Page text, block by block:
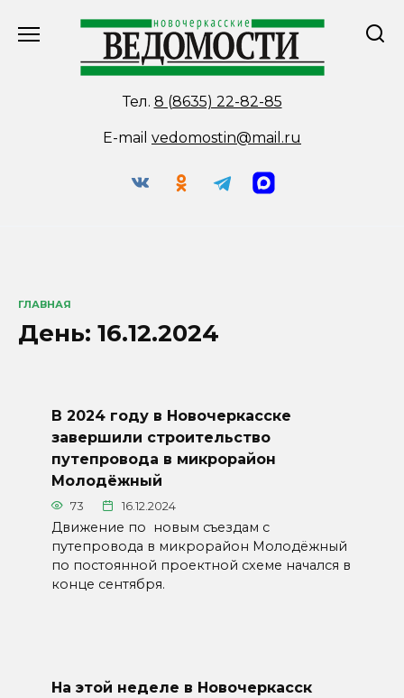
Тел. 8 (8635) 22-82-85
E-mail vedomostin@mail.ru
ГЛАВНАЯ
День: 16.12.2024
В 2024 году в Новочеркасске
завершили строительство
путепровода в микрорайон
Молодёжный
73 16.12.2024
Движение по новым съездам с
путепровода в микрорайон Молодёжный
по постоянной проектной схеме начался в
конце сентября.
На этой неделе в Новочеркасск